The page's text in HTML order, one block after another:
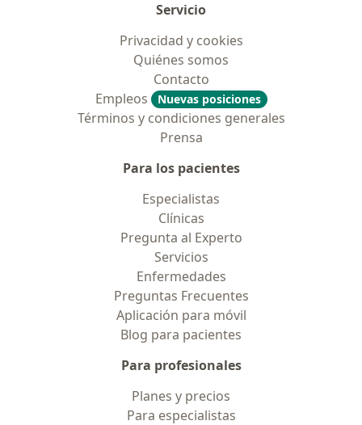
Servicio
Privacidad y cookies
Quiénes somos
Contacto
Empleos
Nuevas posiciones
Términos y condiciones generales
Prensa
Para los pacientes
Especialistas
Clínicas
Pregunta al Experto
Servicios
Enfermedades
Preguntas Frecuentes
Aplicación para móvil
Blog para pacientes
Para profesionales
Planes y precios
Para especialistas